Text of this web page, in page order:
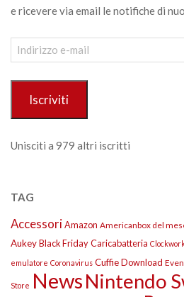
e ricevere via email le notifiche di
Indirizzo
e-
Iscriviti
Unisciti a 979 altri iscritti
TAG
AccessoriAmazon Americanbox del
AukeyBlack FridayCaricabatteria
emulatore Coronavirus CuffieDownload
Store NewsNintendo